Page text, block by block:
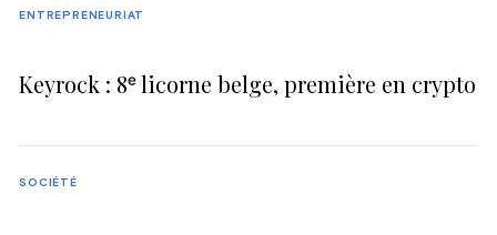
Keyrock : 8ᵉ licorne belge, première en crypto
ENTREPRENEURIAT
SOCIÉTÉ